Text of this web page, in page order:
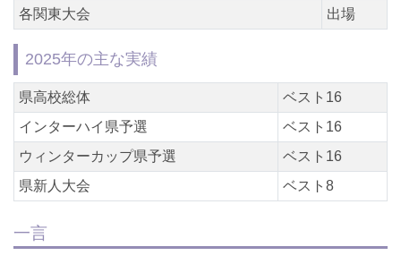
各関東大会
出場
2025年の主な実績
県高校総体
ベスト16
インターハイ県予選
ベスト16
ウィンターカップ県予選
ベスト16
県新人大会
ベスト8
一言